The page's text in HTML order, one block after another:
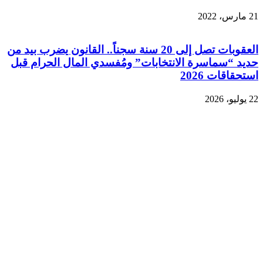
21 مارس، 2022
العقوبات تصل إلى 20 سنة سجناً.. القانون يضرب بيد من
حديد “سماسرة الانتخابات” ومُفسدي المال الحرام قبل
استحقاقات 2026
22 يوليو، 2026